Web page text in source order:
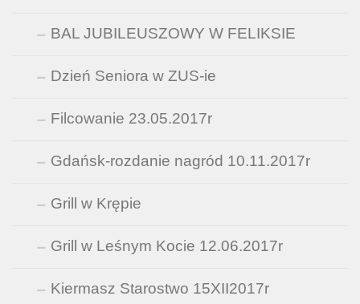
BAL JUBILEUSZOWY W FELIKSIE
Dzień Seniora w ZUS-ie
Filcowanie 23.05.2017r
Gdańsk-rozdanie nagród 10.11.2017r
Grill w Krępie
Grill w Leśnym Kocie 12.06.2017r
Kiermasz Starostwo 15XII2017r